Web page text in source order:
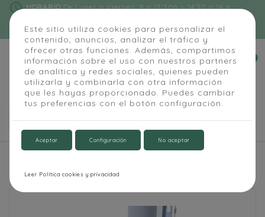
Este sitio utiliza cookies para personalizar el
contenido, anuncios, analizar el tráfico y
ofrecer otras funciones. Además, compartimos
información sobre el uso con nuestros partners
de analítica y redes sociales, quienes pueden
utilizarla y combinarla con otra información
que les hayas proporcionado. Puedes cambiar
tus preferencias con el botón configuración.
Aceptar Configuración No aceptar
Leer Política cookies y privacidad
schedule HORARIODe Lunes a Viernes: 9 a 13:30h y 14:30 a 16 h
phone


Mampara protección color Coral para colgar